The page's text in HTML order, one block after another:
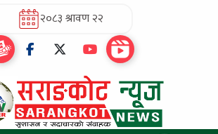
२०८३ श्रावण २२